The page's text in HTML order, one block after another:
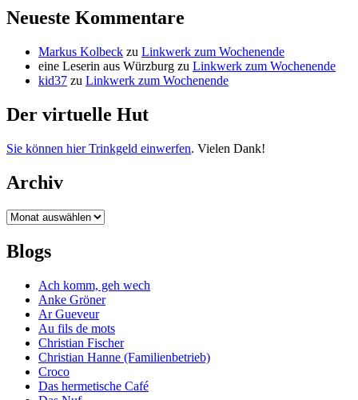
Neueste Kommentare
Markus Kolbeck zu Linkwerk zum Wochenende
eine Leserin aus Würzburg zu Linkwerk zum Wochenende
kid37 zu Linkwerk zum Wochenende
Der virtuelle Hut
Sie können hier Trinkgeld einwerfen. Vielen Dank!
Archiv
Archiv
Blogs
Ach komm, geh wech
Anke Gröner
Ar Gueveur
Au fils de mots
Christian Fischer
Christian Hanne (Familienbetrieb)
Croco
Das hermetische Café